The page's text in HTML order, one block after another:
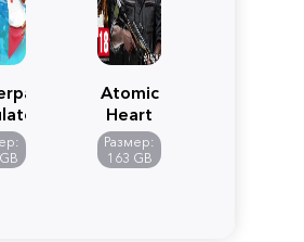
Atomic
Heart
Размер:
163 GB